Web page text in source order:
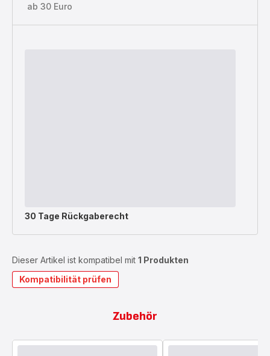
ab 30 Euro
30 Tage Rückgaberecht
Dieser Artikel ist kompatibel mit 1 Produkten
Kompatibilität prüfen
Zubehör